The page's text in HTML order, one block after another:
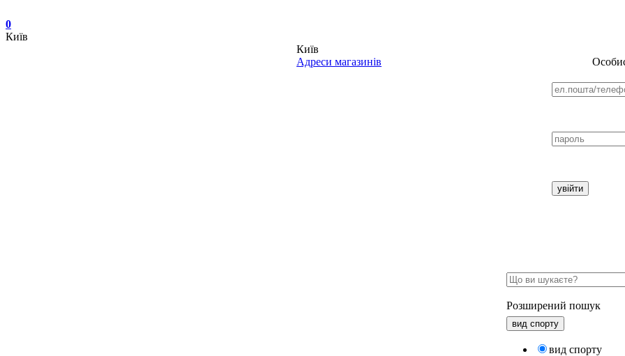
0
Київ
Київ
Адреси магазинів
Розширений пошук
вид спорту
вид спорту